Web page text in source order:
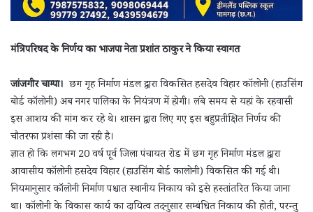
मंत्रिपरिषद के निर्णय का भाजपा नेता प्रशांत ठाकुर ने किया स्वागत
जांजगीर चाम्पा। छग गृह निर्माण मंडल द्वारा विकसित हसदेव विहार कॉलोनी (हाउसिंग
बोर्ड कॉलोनी) अब नगर पालिका के नियंत्रण में होगी। लंबे समय से यहां के रहवासी
इस आशय की मांग कर रहे थे। शासन द्वारा लिए गए इस बहुप्रतीक्षित निर्णय की
चौतरफा प्रशंसा की जा रही है।
ज्ञात हो कि लगभग 20 वर्ष पूर्व जिला पंचायत रोड में छग गृह निर्माण मंडल द्वारा
आवासीय कॉलोनी हसदेव विहार (हाउसिंग बोर्ड कालोनी) विकसित की गई थी।
नियमानुसार कॉलोनी निर्माण पश्चात स्थानीय निकाय को इसे हस्तांतरित किया जाना
था। कॉलोनी के विकास कार्य का दायित्व तदनुसार सम्बंधित निकाय की होती, परन्तु